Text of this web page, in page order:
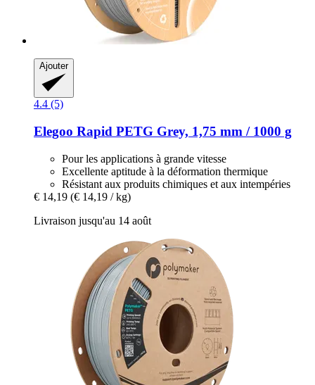
Ajouter
4.4 (5)
Elegoo Rapid PETG Grey, 1,75 mm / 1000 g
Pour les applications à grande vitesse
Excellente aptitude à la déformation thermique
Résistant aux produits chimiques et aux intempéries
€ 14,19 (€ 14,19 / kg)
Livraison jusqu'au 14 août